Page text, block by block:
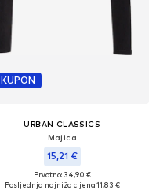
KUPON
URBAN CLASSICS
Majica
15,21 €
Prvotno: 34,90 €
Posljednja najniža cijena:11,83 €